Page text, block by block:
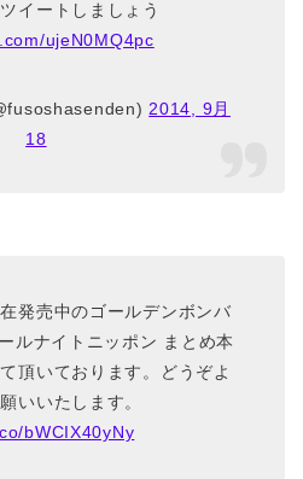
イートしましょう
ujeN0MQ4pc
2014, 9月
18
発売中のゴールデンボンバ
ルナイトニッポン まとめ本
頂いております。どうぞよ
いいたします。
bWCIX40yNy